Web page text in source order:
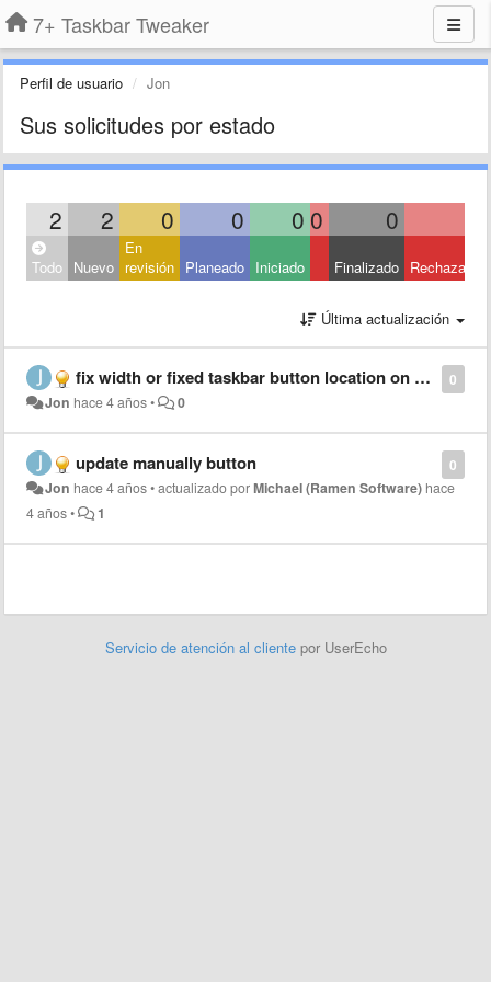
7+ Taskbar Tweaker
Perfil de usuario Jon
Sus solicitudes por estado
2 2 0 0 0 0 0
Todo Nuevo
En
revisión Planeado Iniciado Finalizado Rechazado
Última actualización
0
fix width or fixed taskbar button location on taskbar
Jon hace 4 años• 0
0
update manually button
Jon hace 4 años•actualizado porMichael (Ramen Software) hace
4 años• 1
Servicio de atención al cliente por UserEcho